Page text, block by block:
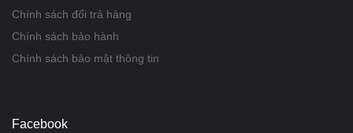
Chính sách đổi trả hàng
Chính sách bảo hành
Chính sách bảo mật thông tin
Facebook